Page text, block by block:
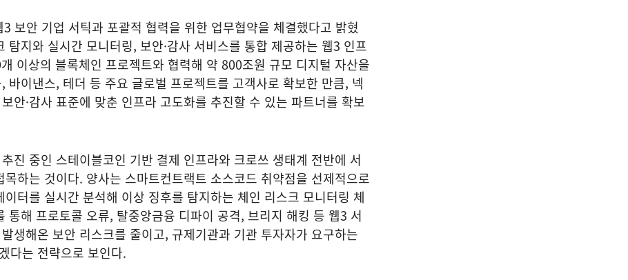
보안 기업 서틱과 포괄적 협력을 위한 업무협약을 체결했다고 밝혔
탐지와 실시간 모니터링, 보안·감사 서비스를 통합 제공하는 웹3 인프
이상의 블록체인 프로젝트와 협력해 약 800조원 규모 디지털 자산을
바이낸스, 테더 등 주요 글로벌 프로젝트를 고객사로 확보한 만큼, 넥
안·감사 표준에 맞춘 인프라 고도화를 추진할 수 있는 파트너를 확보
진 중인 스테이블코인 기반 결제 인프라와 크로쓰 생태계 전반에 서
목하는 것이다. 양사는 스마트컨트랙트 소스코드 취약점을 선제적으로
터를 실시간 분석해 이상 징후를 탐지하는 체인 리스크 모니터링 체
통해 프로토콜 오류, 탈중앙금융 디파이 공격, 브리지 해킹 등 웹3 서
생해온 보안 리스크를 줄이고, 규제기관과 기관 투자자가 요구하는
다는 전략으로 보인다.